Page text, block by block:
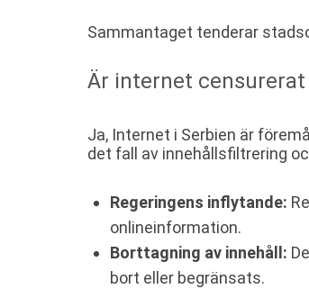
Sammantaget tenderar
Är internet censurerat
Ja, Internet i Serbien är
det fall av innehållsfiltrering
Regeringens inflytande:
onlineinformation.
Borttagning av innehåll:
bort eller begränsats.